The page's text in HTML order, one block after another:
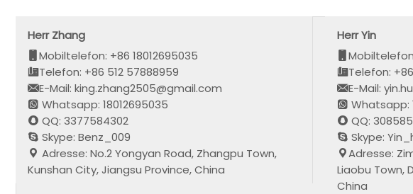
Herr Zhang
Mobiltelefon: +86 18012695035
Telefon: +86 512 57888959
E-Mail: king.zhang2505@gmail.com
Whatsapp: 18012695035
QQ: 3377584302
Skype: Benz_009
Adresse: No.2 Yongyan Road, Zhangpu Town,
Kunshan City, Jiangsu Province, China
Herr Yin
Telefon:
E-Mail:
Whatsapp:
QQ:
Skype:
Adresse:
Liaobu Town,
China